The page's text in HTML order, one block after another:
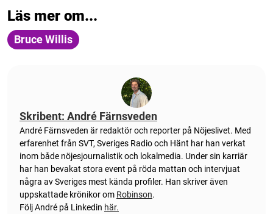
Läs mer om...
Bruce Willis
Skribent: André Färnsveden
André Färnsveden är redaktör och reporter på Nöjeslivet. Med
erfarenhet från SVT, Sveriges Radio och Hänt har han verkat
inom både nöjesjournalistik och lokalmedia. Under sin karriär
har han bevakat stora event på röda mattan och intervjuat
några av Sveriges mest kända profiler. Han skriver även
uppskattade krönikor om Robinson.
Följ André på Linkedin här.